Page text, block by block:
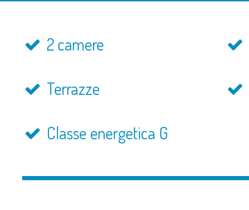
2 camere
Terrazze
Classe energetica G